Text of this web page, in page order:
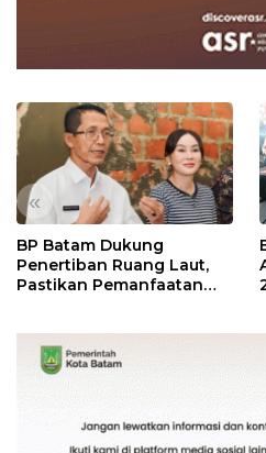
«
BP Batam Dukung
Penertiban Ruang Laut,
Pastikan Pemanfaatan